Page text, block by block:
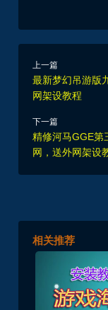
上一篇
最新梦幻吊游版
网架设教程
下一篇
精修河马GGE第
网，送外网架设
相关推荐